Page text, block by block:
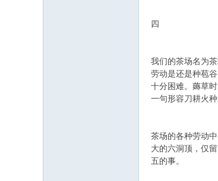
四
我们的茶场名为
劳动是还是种苞
十分困难。薅草
一句形容刀耕火
茶场的各种劳动
大的六洞顶，仅
五的事。